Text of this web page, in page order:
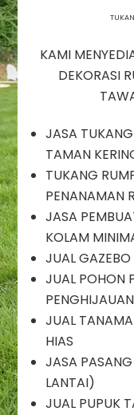
/
Tukang
Taman
Buncit
/
Jasa
Dekorasi
Taman
Warung
/
Jasa
Renovasi
Taman
Buncit
Jasa
Taman
Warung
KAMI
DEKORASI
JASA
TAMAN
TUKANG
PENANAMAN
JASA
KOLAM
JUAL
JUAL POHON
PENGHIJAUAN
JUAL
HIAS
JASA
LANTAI)
JUAL PUPUK